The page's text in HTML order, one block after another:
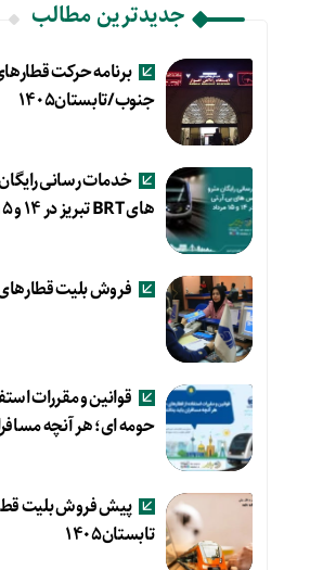
جدیدترین مطالب
برنامه حرکت
جنوب/تابستان۱۴۰۵
خدمات رسانی
های BRT تبریز در ۱۴ و ۱۵ مرداد
فروش بلیت
قوانین و مقررات
حومه ای؛ هر آنچه
پیش فروش بلیت
تابستان۱۴۰۵